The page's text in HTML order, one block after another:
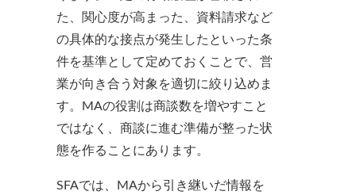
た、関心度が高まった、資料請求など
の具体的な接点が発生したといった条
件を基準として定めておくことで、営
業が向き合う対象を適切に絞り込めま
す。MAの役割は商談数を増やすこと
ではなく、商談に進む準備が整った状
態を作ることにあります。
SFAでは、MAから引き継いだ情報を